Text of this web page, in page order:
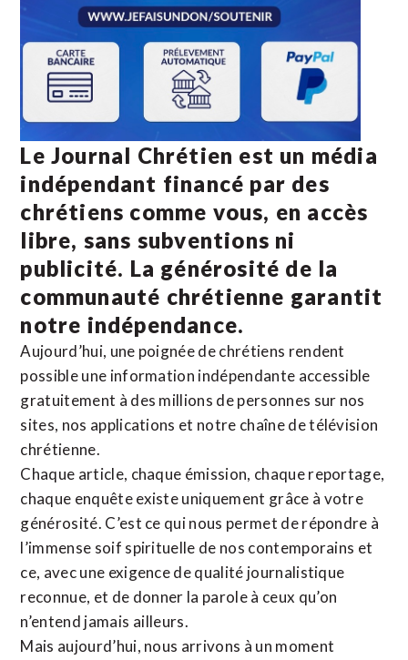
Le Journal Chrétien est un média
indépendant financé par des
chrétiens comme vous, en accès
libre, sans subventions ni
publicité. La générosité de la
communauté chrétienne garantit
notre indépendance.
Aujourd’hui, une poignée de chrétiens rendent
possible une information indépendante accessible
gratuitement à des millions de personnes sur nos
sites, nos applications et notre chaîne de télévision
chrétienne.
Chaque article, chaque émission, chaque reportage,
chaque enquête existe uniquement grâce à votre
générosité. C’est ce qui nous permet de répondre à
l’immense soif spirituelle de nos contemporains et
ce, avec une exigence de qualité journalistique
reconnue, et de donner la parole à ceux qu’on
n’entend jamais ailleurs.
Mais aujourd’hui, nous arrivons à un moment